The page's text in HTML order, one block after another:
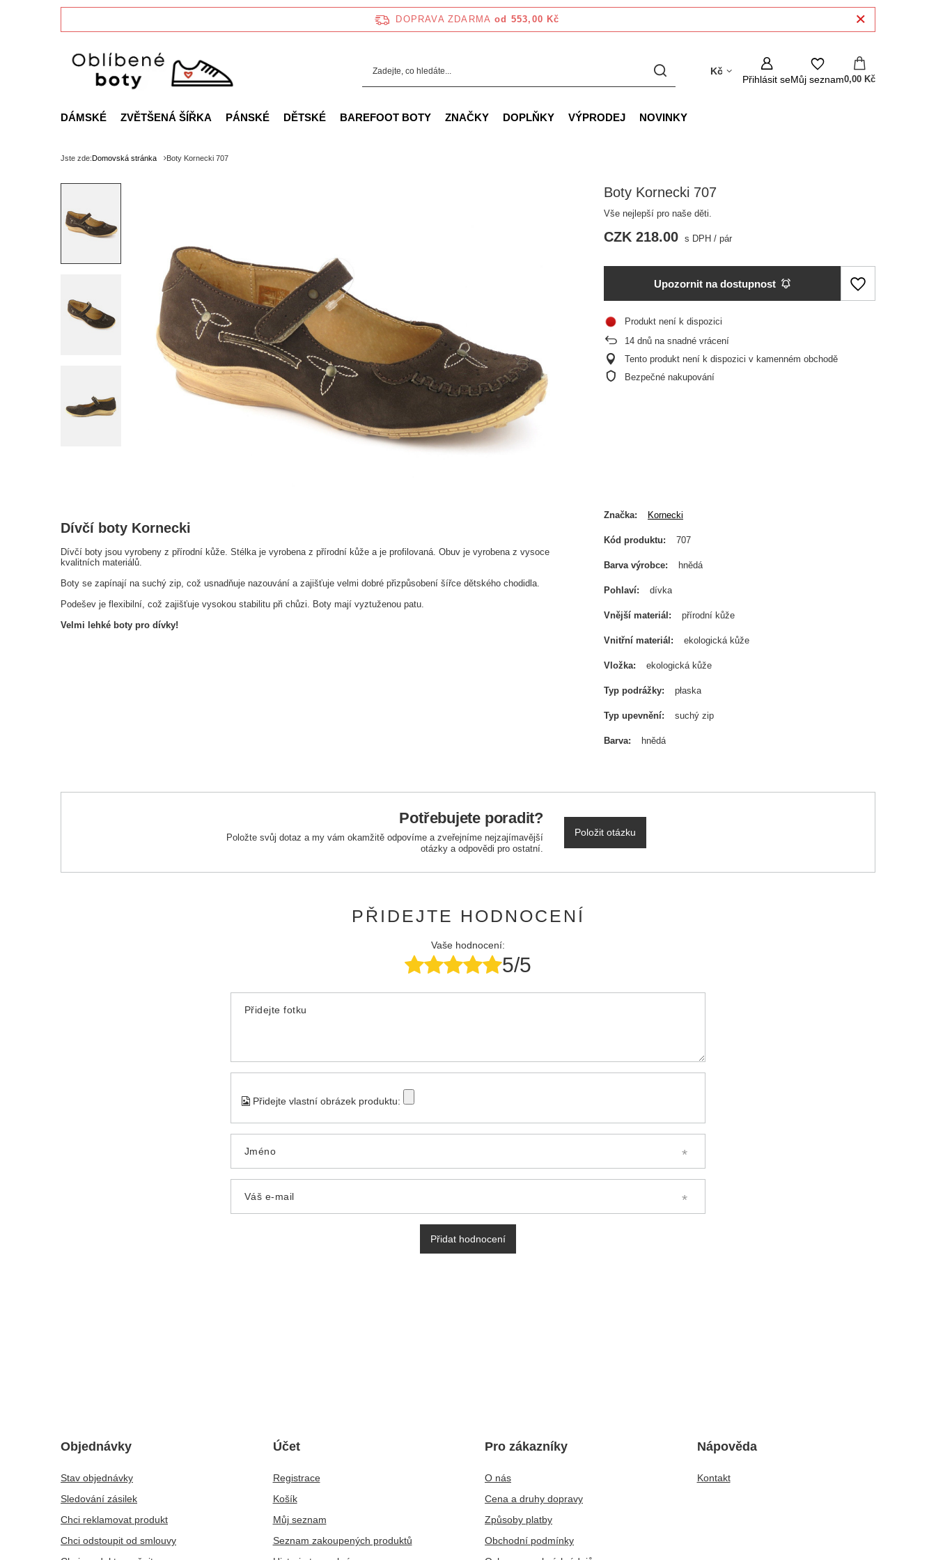
DOPRAVA ZDARMA od 553,00 Kč
Kč
Přihlásit seMůj seznam0,00 Kč
DÁMSKÉ ZVĚTŠENÁ ŠÍŘKA PÁNSKÉ DĚTSKÉ BAREFOOT BOTY ZNAČKY DOPLŇKY VÝPRODEJ NOVINKY
Jste zde:Domovská stránka Boty Kornecki 707
Boty Kornecki 707
Vše nejlepší pro naše děti.
CZK 218.00 s DPH /pár
Upozornit na dostupnost
Produkt není k dispozici
14 dnů na snadné vrácení
Tento produkt není k dispozici v kamenném obchodě
Bezpečné nakupování
Dívčí boty Kornecki
Dívčí boty jsou vyrobeny z přírodní kůže. Stélka je vyrobena z přírodní kůže a je profilovaná. Obuv je vyrobena z vysoce
kvalitních materiálů.
Boty se zapínají na suchý zip, což usnadňuje nazouvání a zajišťuje velmi dobré přizpůsobení šířce dětského chodidla.
Podešev je flexibilní, což zajišťuje vysokou stabilitu při chůzi. Boty mají vyztuženou patu.
Velmi lehké boty pro dívky!
Značka Kornecki
Kód produktu 707
Barva výrobce hnědá
Pohlaví dívka
Vnější materiál přírodní kůže
Vnitřní materiál ekologická kůže
Vložka ekologická kůže
Typ podrážky płaska
Typ upevnění suchý zip
Barva hnědá
Potřebujete poradit?
Položte svůj dotaz a my vám okamžitě odpovíme a zveřejníme nejzajímavější
otázky a odpovědi pro ostatní.
Položit otázku
PŘIDEJTE HODNOCENÍ
Vaše hodnocení:
5/5
Přidejte fotku
Přidejte vlastní obrázek produktu:
Jméno
Váš e-mail
Přidat hodnocení
Objednávky
Stav objednávky
Sledování zásilek
Chci reklamovat produkt
Chci odstoupit od smlouvy
Účet
Registrace
Košík
Můj seznam
Seznam zakoupených produktů
Pro zákazníky
O nás
Cena a druhy dopravy
Způsoby platby
Obchodní podmínky
Nápověda
Kontakt